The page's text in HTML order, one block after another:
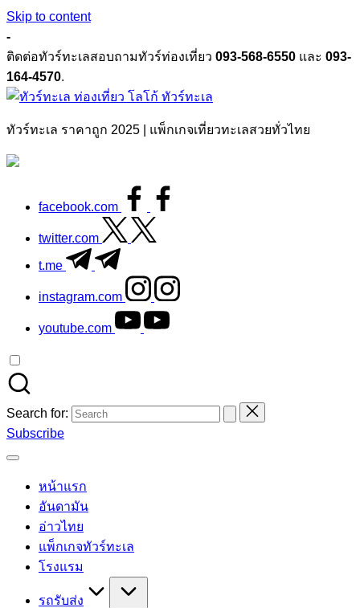
Skip to content
-
ติดต่อทัวร์ทะเลสอบถามทัวร์ท่องเที่ยว 093-568-6550 และ 093-
164-4570.
ทัวร์ทะเล
ทัวร์ทะเล ราคาถูก 2025 | แพ็กเกจเที่ยวทะเลสวยทั่วไทย
facebook.com
twitter.com
t.me
instagram.com
youtube.com
Search for:
Subscribe
หน้าแรก
อันดามัน
อ่าวไทย
แพ็กเกจทัวร์ทะเล
โรงแรม
รถรับส่ง